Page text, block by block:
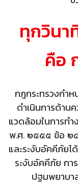
ทุกวินา
กฎกระทรวงกำห
ดำเนินการด้าน
แวดล้อมในการท
พ.ศ. ๒๕๕๕ ข้อ ๒
และระงับอัคคีภัย
ระงับอัคคีภัย กา
ปฐมพยาบา